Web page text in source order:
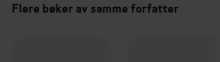
Flere bøker av samme forfatter